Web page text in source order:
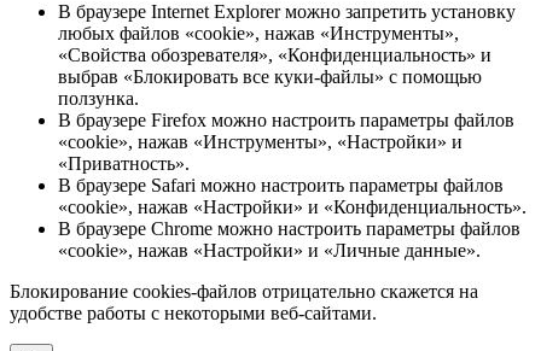
В браузере Internet Explorer можно запретить установку
любых файлов «cookie», нажав «Инструменты»,
«Свойства обозревателя», «Конфиденциальность» и
выбрав «Блокировать все куки-файлы» с помощью
ползунка.
В браузере Firefox можно настроить параметры файлов
«cookie», нажав «Инструменты», «Настройки» и
«Приватность».
В браузере Safari можно настроить параметры файлов
«cookie», нажав «Настройки» и «Конфиденциальность».
В браузере Chrome можно настроить параметры файлов
«cookie», нажав «Настройки» и «Личные данные».
Блокирование cookies-файлов отрицательно скажется на
удобстве работы с некоторыми веб-сайтами.